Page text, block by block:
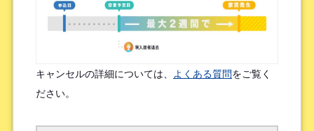
広告を見て（Google広告／SNS広告 など）
物件ポータルサイト
ブログやWeb記事を読んで
友人/知人からの口コミ
所属先からの紹介
SNSインフルエンサーの投稿を見た
キャンセルの詳細については、 よくある質問をご覧く
ださい。